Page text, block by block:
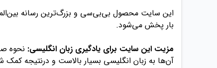
این سایت محصول بی‌بی‌سی و بزرگ‌ترین رسانه
بار پخش می‌شود.
مزیت این سایت برای یادگیری زبان انگلیسی: نحوه
آن‌ها به زبان انگلیسی بسیار بالاست و درنتیجه کمک